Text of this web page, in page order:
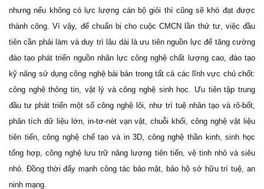
nhưng nếu không có lực lượng cán bộ giỏi thì cũng sẽ khó đạt được
thành công. Vì vậy, để chuẩn bị cho cuộc CMCN lần thứ tư, việc đầu
tiên cần phải làm và duy trì lâu dài là ưu tiên nguồn lực để tăng cường
đào tạo phát triển nguồn nhân lực công nghệ chất lượng cao, đào tạo
kỹ năng sử dụng công nghệ bài bản trong tất cả các lĩnh vực chủ chốt:
công nghệ thông tin, vật lý và công nghệ sinh học. Ưu tiên tập trung
đầu tư phát triển một số công nghệ lõi, như trí tuệ nhân tạo và rô-bốt,
phân tích dữ liệu lớn, in-tơ-nét vạn vật, chuỗi khối, công nghệ vật liệu
tiên tiến, công nghệ chế tạo và in 3D, công nghệ thần kinh, sinh học
tổng hợp, công nghệ lưu trữ năng lượng tiên tiến, vệ tinh nhỏ và siêu
nhỏ. Đồng thời đẩy mạnh công tác bảo mật, bảo hộ sở hữu trí tuệ, an
ninh mạng.